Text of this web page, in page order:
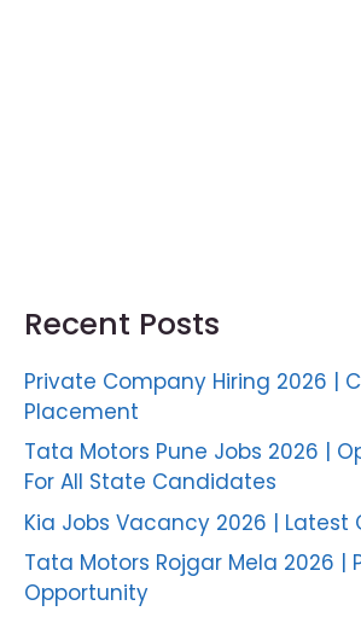
Recent Posts
Private Company Hiring 2026 |
Placement
Tata Motors Pune Jobs 2026 |
For All State Candidates
Kia Jobs Vacancy 2026 | Latest
Tata Motors Rojgar Mela 2026 |
Opportunity